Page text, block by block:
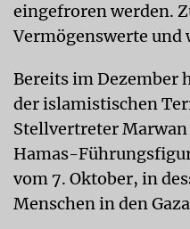
eingefroren werden.
Vermögenswerte
Bereits im Dezember
der islamistischen
Stellvertreter Marwan
Hamas-
vom 7. Oktober, in
Menschen in den